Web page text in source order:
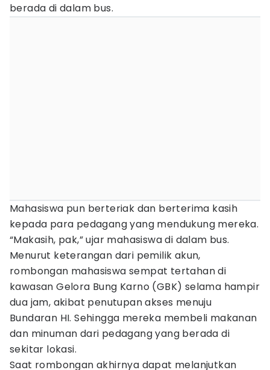
berada di dalam bus.
Mahasiswa pun berteriak dan berterima kasih
kepada para pedagang yang mendukung mereka.
“Makasih, pak,” ujar mahasiswa di dalam bus.
Menurut keterangan dari pemilik akun,
rombongan mahasiswa sempat tertahan di
kawasan Gelora Bung Karno (GBK) selama hampir
dua jam, akibat penutupan akses menuju
Bundaran HI. Sehingga mereka membeli makanan
dan minuman dari pedagang yang berada di
sekitar lokasi.
Saat rombongan akhirnya dapat melanjutkan